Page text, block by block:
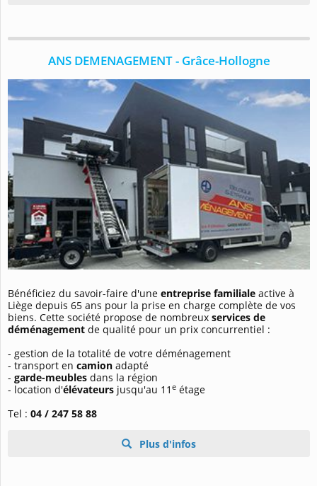
ANS DEMENAGEMENT - Grâce-Hollogne
Bénéficiez du savoir-faire d'une entreprise familiale active à
Liège depuis 65 ans pour la prise en charge complète de vos
biens. Cette société propose de nombreux services de
déménagement de qualité pour un prix concurrentiel :
- gestion de la totalité de votre déménagement
- transport en camion adapté
- garde-meubles dans la région
- location d'élévateurs jusqu'au 11 e étage
Tel : 04 / 247 58 88
Plus d'infos